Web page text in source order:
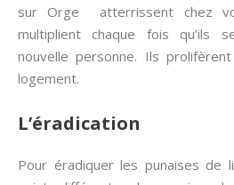
sur Orge atterrissent chez
multiplient chaque fois qu’ils
nouvelle personne. Ils
logement.
L’éradication
Pour éradiquer les punaises de